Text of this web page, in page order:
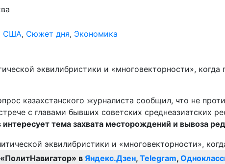
США, Сюжет дня, Экономика
эквилибристики и «многовекторности»,
казахстанского журналиста сообщил, что не
с главами бывших советских
интересует тема захвата месторождений и вывоза
в Яндекс.Дзен, Telegram,